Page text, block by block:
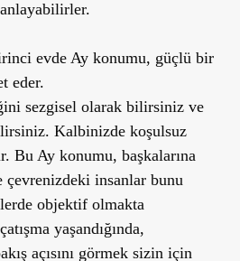
evde Ay konumu, güçlü bir
eder.
sezgisel olarak bilirsiniz ve
Kalbinizde koşulsuz
Bu Ay konumu, başkalarına
çevrenizdeki insanlar bunu
objektif olmakta
yaşandığında,
açısını görmek sizin için